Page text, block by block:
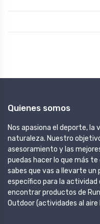
Quienes somos
Nos apasiona el deporte,
naturaleza. Nuestro
asesoramiento y las
puedas hacer lo que más
sabes que vas a llevarte
específico para la actividad
encontrar productos de
Outdoor (actividades al aire